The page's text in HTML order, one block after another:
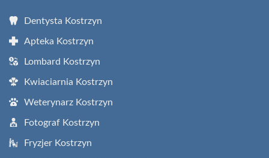
Dentysta Kostrzyn
Apteka Kostrzyn
Lombard Kostrzyn
Kwiaciarnia Kostrzyn
Weterynarz Kostrzyn
Fotograf Kostrzyn
Fryzjer Kostrzyn